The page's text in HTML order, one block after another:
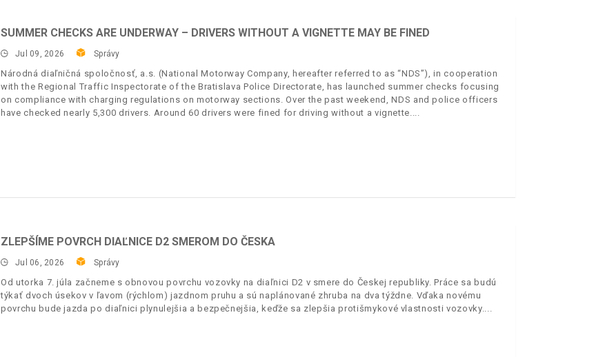
SUMMER CHECKS ARE UNDERWAY – DRIVERS WITHOUT A VIGNETTE MAY BE FINED
Jul 09, 2026 Správy
Národná diaľničná spoločnosť, a.s. (National Motorway Company, hereafter referred to as “NDS”), in cooperation
with the Regional Traffic Inspectorate of the Bratislava Police Directorate, has launched summer checks focusing
on compliance with charging regulations on motorway sections. Over the past weekend, NDS and police officers
have checked nearly 5,300 drivers. Around 60 drivers were fined for driving without a vignette.
ZLEPŠÍME POVRCH DIAĽNICE D2 SMEROM DO ČESKA
Jul 06, 2026 Správy
Od utorka 7. júla začneme s obnovou povrchu vozovky na diaľnici D2 v smere do Českej republiky. Práce sa budú
týkať dvoch úsekov v ľavom (rýchlom) jazdnom pruhu a sú naplánované zhruba na dva týždne. Vďaka novému
povrchu bude jazda po diaľnici plynulejšia a bezpečnejšia, keďže sa zlepšia protišmykové vlastnosti vozovky.